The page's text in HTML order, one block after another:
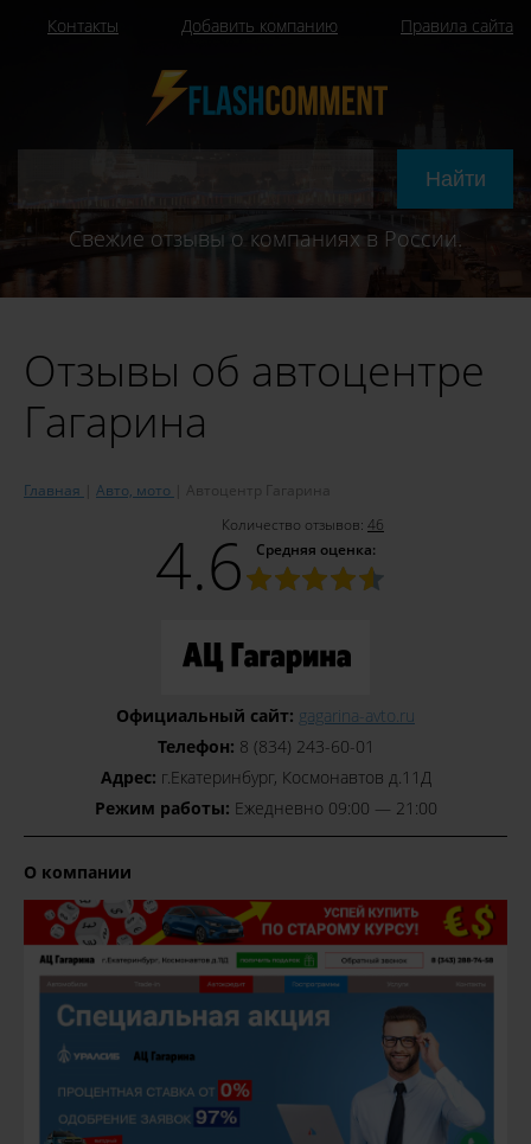
Контакты Добавить компанию Правила сайта
Свежие отзывы о компаниях в России.
Отзывы об автоцентре
Гагарина
Главная Авто, мото
Автоцентр Гагарина
Количество отзывов: 46
Средняя оценка:
4.6
Официальный сайт: gagarina-avto.ru
Телефон: 8 (834) 243-60-01
Адрес: г.Екатеринбург, Космонавтов д.11Д
Режим работы: Ежедневно 09:00 — 21:00
О компании